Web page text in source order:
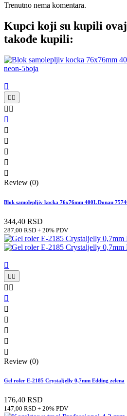
Trenutno nema komentara.
Kupci koji su kupili
takođe kupili:


 






Review (0)
Blok samolepljiv kocka 76x76mm 400L Donau
344,40 RSD
287,00 RSD + 20% PDV


 






Review (0)
Gel roler E-2185 Crystaljelly 0,7mm Edding zelena
176,40 RSD
147,00 RSD + 20% PDV